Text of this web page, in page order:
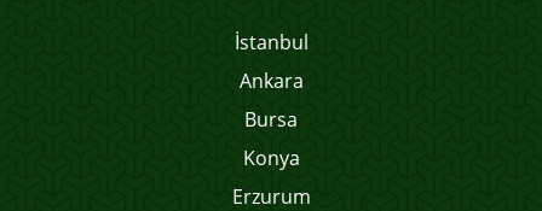
İstanbul
Ankara
Bursa
Konya
Erzurum